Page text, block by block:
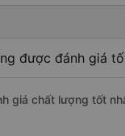
được đánh giá
giá chất lượng tốt